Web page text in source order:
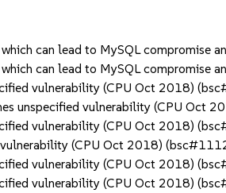
can lead to MySQL compromise
can lead to MySQL compromise
vulnerability (CPU Oct 2018)
unspecified vulnerability (CPU Oct
vulnerability (CPU Oct 2018)
(CPU Oct 2018)
vulnerability (CPU Oct 2018)
vulnerability (CPU Oct 2018)